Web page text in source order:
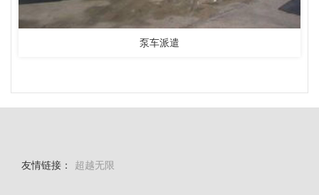
泵车派遣
友情链接： 超越无限